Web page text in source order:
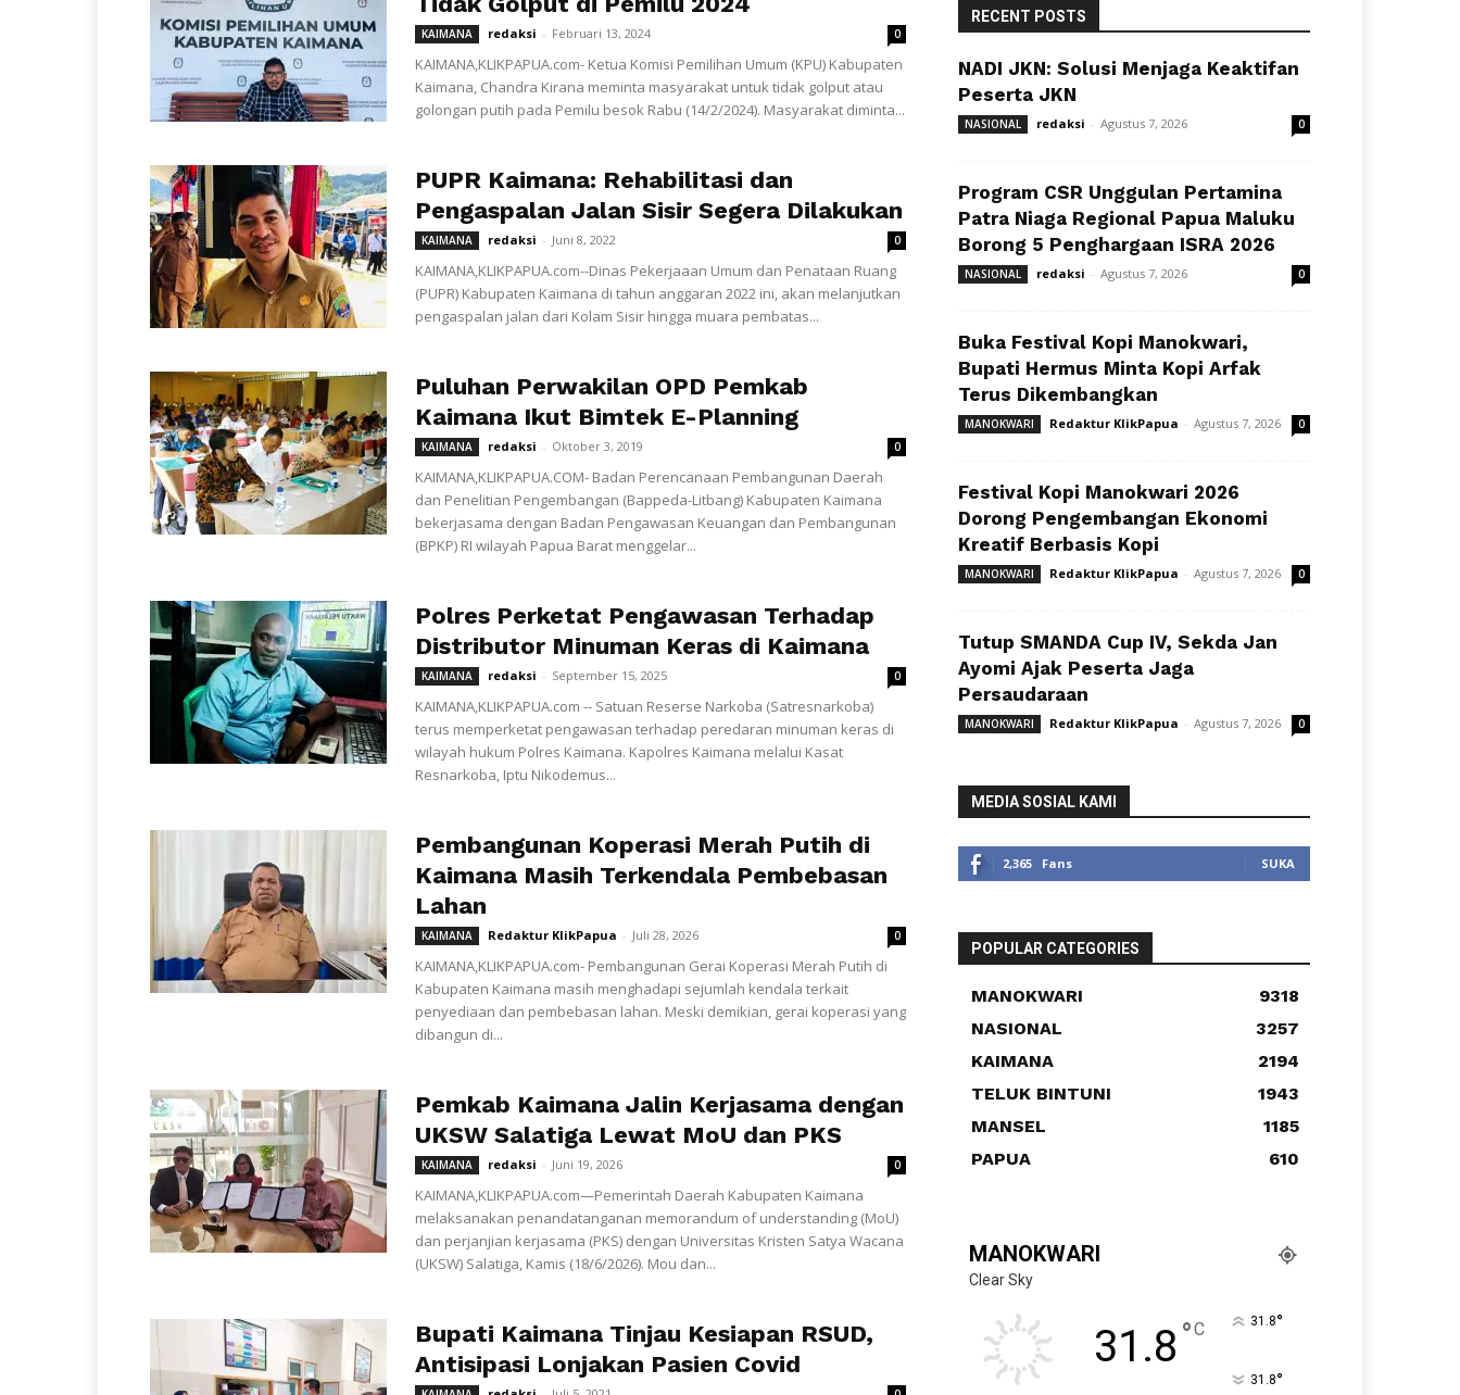
KAIMANA redaksi - Februari 13, 2024 0
KAIMANA,KLIKPAPUA.com- Ketua Komisi Pemilihan Umum (KPU) Kabupaten
Kaimana, Chandra Kirana meminta masyarakat untuk tidak golput atau
golongan putih pada Pemilu besok Rabu (14/2/2024). Masyarakat diminta...
PUPR Kaimana: Rehabilitasi dan
Pengaspalan Jalan Sisir Segera Dilakukan
KAIMANA redaksi - Juni 8, 2022 0
KAIMANA,KLIKPAPUA.com--Dinas Pekerjaaan Umum dan Penataan Ruang
(PUPR) Kabupaten Kaimana di tahun anggaran 2022 ini, akan melanjutkan
pengaspalan jalan dari Kolam Sisir hingga muara pembatas...
Puluhan Perwakilan OPD Pemkab
Kaimana Ikut Bimtek E-Planning
KAIMANA redaksi - Oktober 3, 2019 0
KAIMANA,KLIKPAPUA.COM- Badan Perencanaan Pembangunan Daerah
dan Penelitian Pengembangan (Bappeda-Litbang) Kabupaten Kaimana
bekerjasama dengan Badan Pengawasan Keuangan dan Pembangunan
(BPKP) RI wilayah Papua Barat menggelar...
Polres Perketat Pengawasan Terhadap
Distributor Minuman Keras di Kaimana
KAIMANA redaksi - September 15, 2025 0
KAIMANA,KLIKPAPUA.com -- Satuan Reserse Narkoba (Satresnarkoba)
terus memperketat pengawasan terhadap peredaran minuman keras di
wilayah hukum Polres Kaimana. Kapolres Kaimana melalui Kasat
Resnarkoba, Iptu Nikodemus...
Pembangunan Koperasi Merah Putih di
Kaimana Masih Terkendala Pembebasan
Lahan
KAIMANA Redaktur KlikPapua - Juli 28, 2026 0
KAIMANA,KLIKPAPUA.com- Pembangunan Gerai Koperasi Merah Putih di
Kabupaten Kaimana masih menghadapi sejumlah kendala terkait
penyediaan dan pembebasan lahan. Meski demikian, gerai koperasi yang
dibangun di...
Pemkab Kaimana Jalin Kerjasama dengan
UKSW Salatiga Lewat MoU dan PKS
KAIMANA redaksi - Juni 19, 2026 0
KAIMANA,KLIKPAPUA.com—Pemerintah Daerah Kabupaten Kaimana
melaksanakan penandatanganan memorandum of understanding (MoU)
dan perjanjian kerjasama (PKS) dengan Universitas Kristen Satya Wacana
(UKSW) Salatiga, Kamis (18/6/2026). Mou dan...
Bupati Kaimana Tinjau Kesiapan RSUD,
Antisipasi Lonjakan Pasien Covid
RECENT POSTS
NADI JKN: Solusi Menjaga Keaktifan
Peserta JKN
NASIONAL redaksi - Agustus 7, 2026 0
Program CSR Unggulan Pertamina
Patra Niaga Regional Papua Maluku
Borong 5 Penghargaan ISRA 2026
NASIONAL redaksi - Agustus 7, 2026 0
Buka Festival Kopi Manokwari,
Bupati Hermus Minta Kopi Arfak
Terus Dikembangkan
MANOKWARI Redaktur KlikPapua - Agustus 7, 2026 0
Festival Kopi Manokwari 2026
Dorong Pengembangan Ekonomi
Kreatif Berbasis Kopi
MANOKWARI Redaktur KlikPapua - Agustus 7, 2026 0
Tutup SMANDA Cup IV, Sekda Jan
Ayomi Ajak Peserta Jaga
Persaudaraan
MANOKWARI Redaktur KlikPapua - Agustus 7, 2026 0
MEDIA SOSIAL KAMI
2,365 Fans SUKA
POPULAR CATEGORIES
MANOKWARI
9318
NASIONAL
3257
KAIMANA
2194
TELUK BINTUNI
1943
MANSEL
1185
PAPUA
610
MANOKWARI
Clear Sky
31.8 °C 31.8°
31.8°